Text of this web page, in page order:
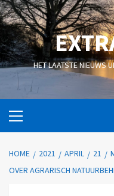
HET LAATSTE NIEUWS
HOME 2021 APRIL 21
OVER AGRARISCH